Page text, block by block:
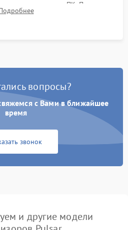
данных на ПК. Проверка
итоговый контроль качества.
вопросы?
с Вами в ближайшее
время
звонок
и другие модели